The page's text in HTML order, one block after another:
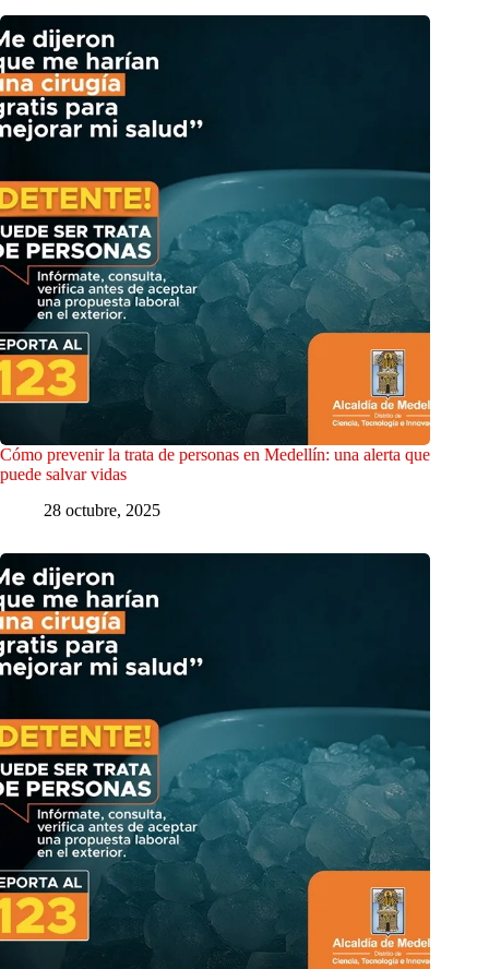
Cómo prevenir la trata de personas en Medellín: una alerta que
puede salvar vidas
28 octubre, 2025